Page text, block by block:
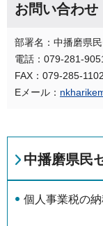
お問い合わせ
部署名：中播磨県
電話：079-281-
FAX：079-285-1102
Eメール：
中播磨県民
個⼈事業税の